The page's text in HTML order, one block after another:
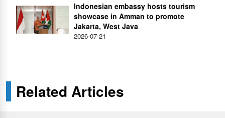
Indonesian embassy hosts tourism
showcase in Amman to promote
Jakarta, West Java
2026-07-21
Related Articles